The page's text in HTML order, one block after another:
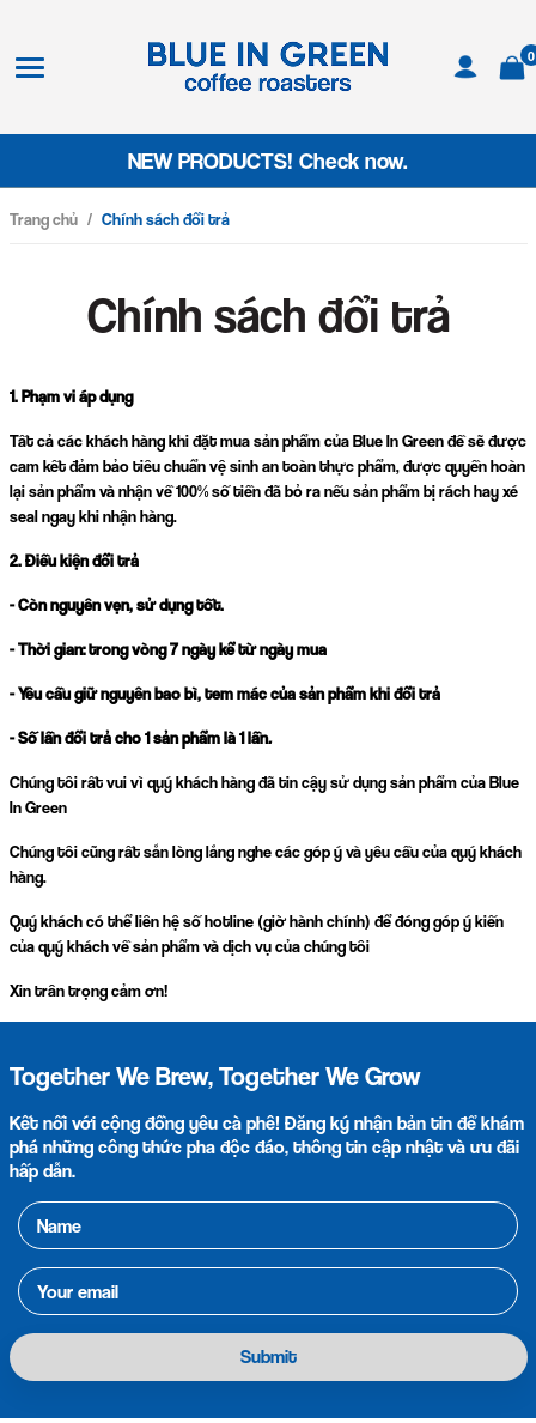
0
NEW PRODUCTS! Check now.
Trang chủ / Chính sách đổi trả
Chính sách đổi trả
1. Phạm vi áp dụng
Tất cả các khách hàng khi đặt mua sản phẩm của Blue In Green đề sẽ được
cam kết đảm bảo tiêu chuẩn vệ sinh an toàn thực phẩm, được quyền hoàn
lại sản phẩm và nhận về 100% số tiền đã bỏ ra nếu sản phẩm bị rách hay xé
seal ngay khi nhận hàng.
2. Điều kiện đổi trả
- Còn nguyên vẹn, sử dụng tốt.
- Thời gian: trong vòng 7 ngày kể từ ngày mua
- Yêu cầu giữ nguyên bao bì, tem mác của sản phẩm khi đổi trả
- Số lần đổi trả cho 1 sản phẩm là 1 lần.
Chúng tôi rất vui vì quý khách hàng đã tin cậy sử dụng sản phẩm của Blue
In Green
Chúng tôi cũng rất sẵn lòng lắng nghe các góp ý và yêu cầu của quý khách
hàng.
Quý khách có thể liên hệ số hotline (giờ hành chính) để đóng góp ý kiến
của quý khách về sản phẩm và dịch vụ của chúng tôi
Xin trân trọng cảm ơn!
Together We Brew, Together We Grow
Kết nối với cộng đồng yêu cà phê! Đăng ký nhận bản tin để khám
phá những công thức pha độc đáo, thông tin cập nhật và ưu đãi
hấp dẫn.
Submit